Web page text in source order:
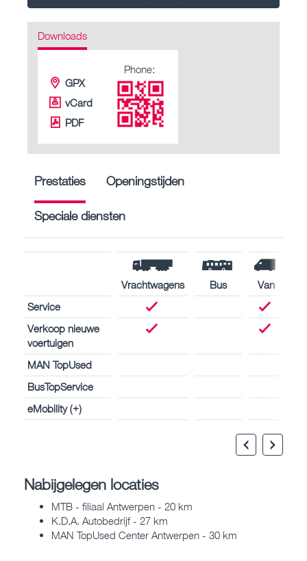
Downloads
GPX
vCard
PDF
Phone:
Prestaties Openingstijden
Speciale diensten
Vrachtwagens Bus
Van
Service
Verkoop nieuwe
voertuigen
MAN TopUsed
BusTopService
eMobility (+)
Nabijgelegen locaties
MTB - filiaal Antwerpen - 20 km
K.D.A. Autobedrijf - 27 km
MAN TopUsed Center Antwerpen - 30 km